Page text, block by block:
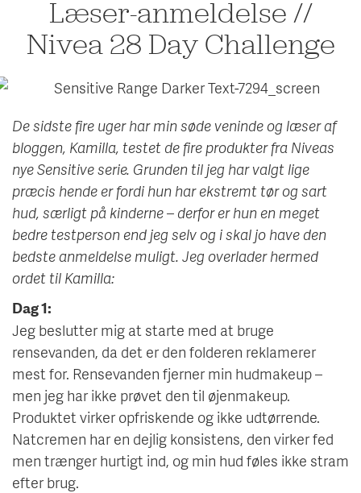
ANMELDELSE
//
28
DAY
Læser-anmeldelse //
Nivea 28 Day Challenge
De sidste fire uger har min søde veninde og læser af
bloggen, Kamilla, testet de fire produkter fra Niveas
nye Sensitive serie. Grunden til jeg har valgt lige
præcis hende er fordi hun har ekstremt tør og sart
hud, særligt på kinderne – derfor er hun en meget
bedre testperson end jeg selv og i skal jo have den
bedste anmeldelse muligt. Jeg overlader hermed
ordet til Kamilla:
Dag 1:
Jeg beslutter mig at starte med at bruge
rensevanden, da det er den folderen reklamerer
mest for. Rensevanden fjerner min hudmakeup –
men jeg har ikke prøvet den til øjenmakeup.
Produktet virker opfriskende og ikke udtørrende.
Natcremen har en dejlig konsistens, den virker fed
men trænger hurtigt ind, og min hud føles ikke stram
efter brug.